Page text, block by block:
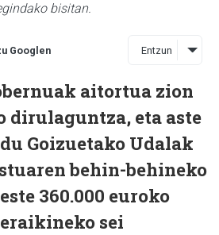
bisitan.
Googlen Entzun
aitortua zion
dirulaguntza, eta aste
Goizuetako Udalak
behin-behineko
360.000 euroko
sei